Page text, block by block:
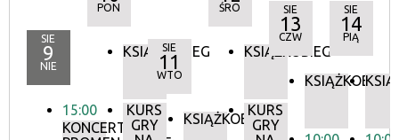
SIE
9
NIE
15:00
KONCERTY
PON
KSIĄŻKOBIEG
KURS
GRY
SIE
11
WTO
KSIĄŻKOBIEG
ŚRO
KSIĄŻKOBIEG
KURS
GRY
SIE
13
CZW
KSIĄŻKOBIEG
SIE
14
PIĄ